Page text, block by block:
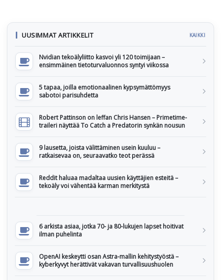
UUSIMMAT ARTIKKELIT KAIKKI
Nvidian tekoälyliitto kasvoi yli 120 toimijaan –
ensimmäinen tietoturvaluonnos syntyi viikossa
5 tapaa, joilla emotionaalinen kypsymättömyys
sabotoi parisuhdetta
Robert Pattinson on leffan Chris Hansen – Primetime-
traileri näyttää To Catch a Predatorin synkän nousun
9 lausetta, joista välittäminen usein kuuluu –
ratkaisevaa on, seuraavatko teot perässä
Reddit haluaa madaltaa uusien käyttäjien esteitä –
tekoäly voi vähentää karman merkitystä
6 arkista asiaa, jotka 70- ja 80-lukujen lapset hoitivat
ilman puhelinta
OpenAI keskeytti osan Astra-mallin kehitystyöstä –
kyberkyvyt herättivät vakavan turvallisuushuolen